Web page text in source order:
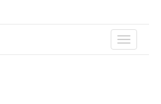
TOGGLE